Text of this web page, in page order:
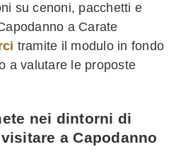
su cenoni, pacchetti e
a Carate
tramite il modulo in fondo
a valutare le proposte
nei dintorni di
a Capodanno